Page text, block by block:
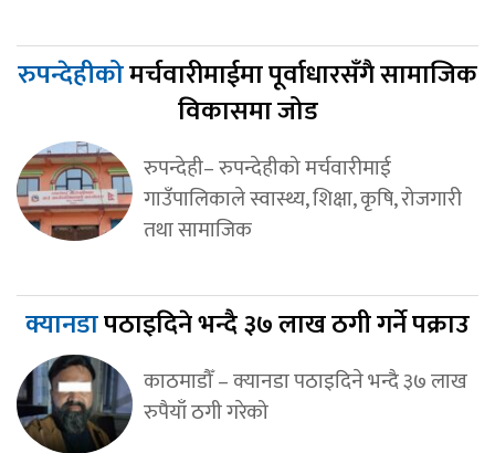
रुपन्देहीकोमर्चवारीमाईमा पूर्वाधारसँगै सामाजिक
विकासमा जोड
रुपन्देही– रुपन्देहीको मर्चवारीमाई
गाउँपालिकाले स्वास्थ्य, शिक्षा, कृषि, रोजगारी
तथा सामाजिक
क्यानडापठाइदिने भन्दै ३७ लाख ठगी गर्ने पक्राउ
काठमाडौँ – क्यानडा पठाइदिने भन्दै ३७ लाख
रुपैयाँ ठगी गरेको